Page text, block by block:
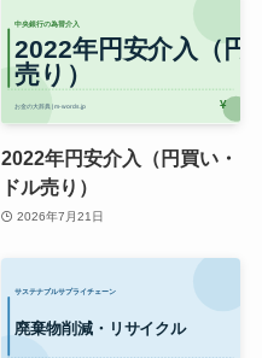
2022年円安介入（円買い・
ドル売り）
2026年7月21日